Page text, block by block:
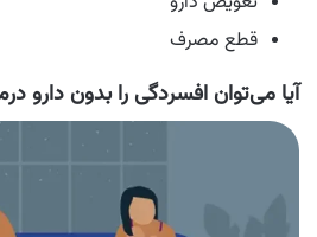
قطع مصرف
آیا می‌توان افسردگی را بدون دارو